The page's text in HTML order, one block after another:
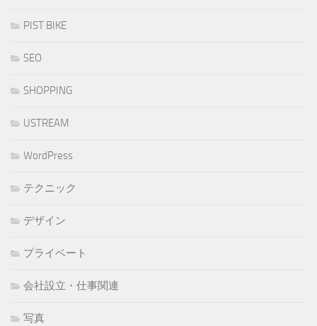
PIST BIKE
SEO
SHOPPING
USTREAM
WordPress
テクニック
デザイン
プライベート
会社設立・仕事関連
写真